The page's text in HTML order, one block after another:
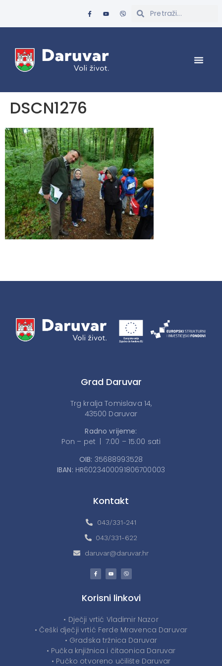
DSCN1276
Grad Daruvar
Trg kralja Tomislava 14,
43500 Daruvar
Radno vrijeme:
Pon – pet | 7:00 – 15:00 sati
OIB: 35688993528
IBAN: HR6023400091806700003
Kontakt
043/331-241
043/331-622
daruvar@daruvar.hr
Korisni linkovi
• Dječji vrtić Vladimir Nazor
• Češki dječji vrtić Ferde Mravenca Daruvar
• Gradska tržnica Daruvar
• Pučka knjižnica i čitaonica Daruvar
• Pučko otvoreno učilište Daruvar